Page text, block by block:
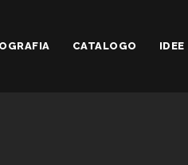
CATALOGO IDEE